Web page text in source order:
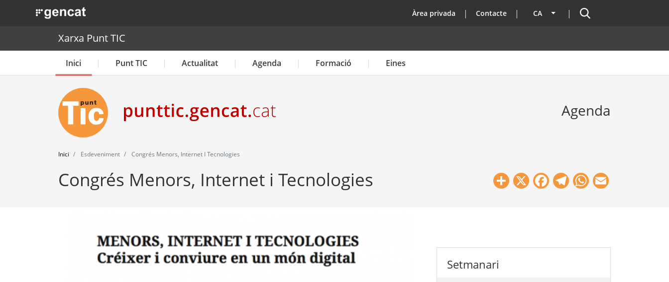
. Obre en una nova finestra. top
Àrea privada Contacte CA Llista les accions addicionals
Cercador
Xarxa Punt TIC
Inici Punt TIC Actualitat Agenda Formació Eines
Agenda
Inici Esdeveniment Congrés Menors, Internet I Tecnologies
Congrés Menors, Internet i Tecnologies Share
X Facebook
Telegram
WhatsApp
Setmanari